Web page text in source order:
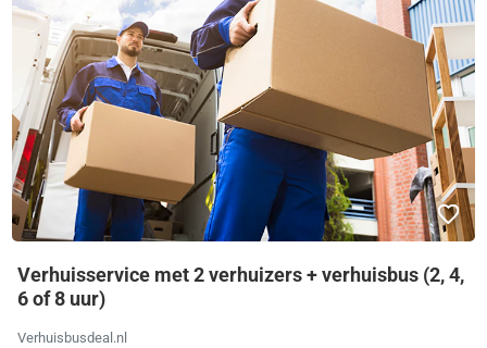
Verhuisservice met 2 verhuizers + verhuisbus (2, 4,
6 of 8 uur)
Verhuisbusdeal.nl